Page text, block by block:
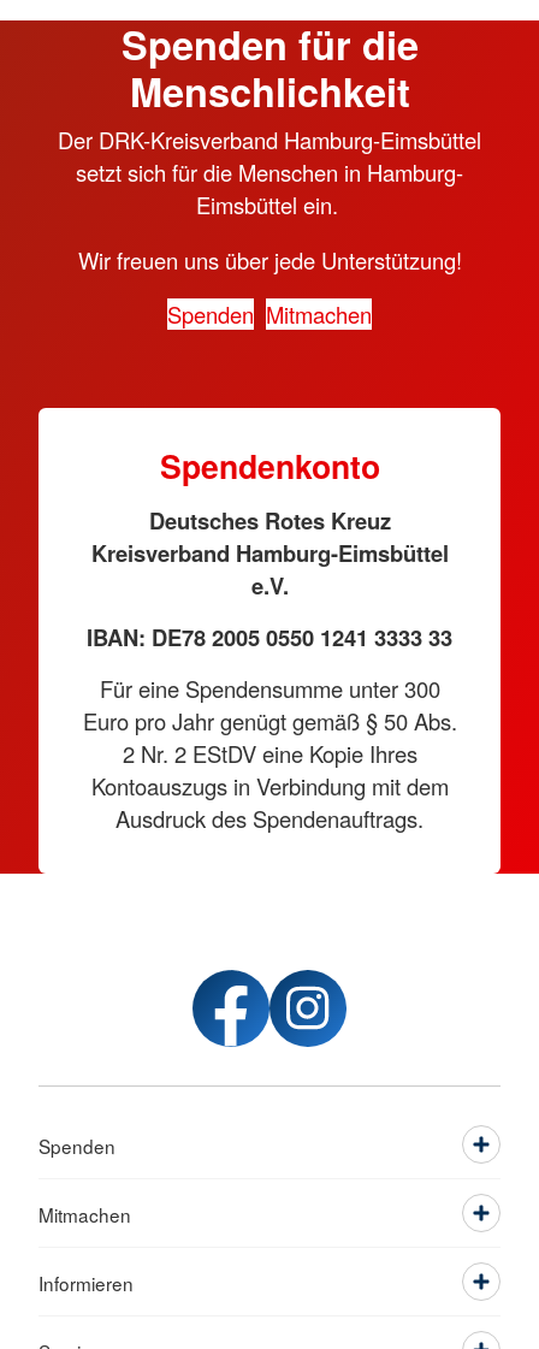
Spenden für die
Menschlichkeit
Der DRK-Kreisverband Hamburg-Eimsbüttel
setzt sich für die Menschen in Hamburg-
Eimsbüttel ein.
Wir freuen uns über jede Unterstützung!
Spenden Mitmachen
Spendenkonto
Deutsches Rotes Kreuz
Kreisverband Hamburg-Eimsbüttel
e.V.
IBAN: DE78 2005 0550 1241 3333 33
Für eine Spendensumme unter 300
Euro pro Jahr genügt gemäß § 50 Abs.
2 Nr. 2 EStDV eine Kopie Ihres
Kontoauszugs in Verbindung mit dem
Ausdruck des Spendenauftrags.
Spenden
Mitmachen
Informieren